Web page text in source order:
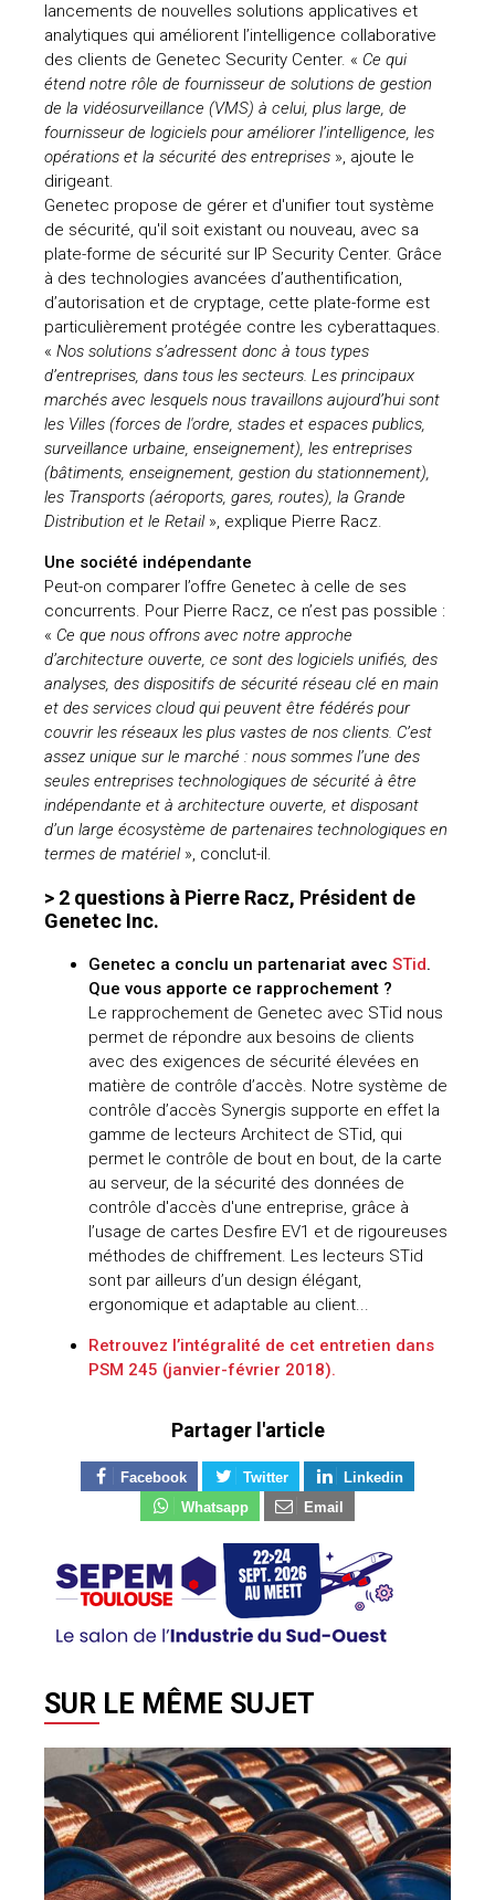
lancements de nouvelles solutions applicatives et
analytiques qui améliorent l’intelligence collaborative
des clients de Genetec Security Center. « Ce qui
étend notre rôle de fournisseur de solutions de gestion
de la vidéosurveillance (VMS) à celui, plus large, de
fournisseur de logiciels pour améliorer l’intelligence, les
opérations et la sécurité des entreprises », ajoute le
dirigeant.
Genetec propose de gérer et d'unifier tout système
de sécurité, qu'il soit existant ou nouveau, avec sa
plate-forme de sécurité sur IP Security Center. Grâce
à des technologies avancées d’authentification,
d’autorisation et de cryptage, cette plate-forme est
particulièrement protégée contre les cyberattaques.
« Nos solutions s’adressent donc à tous types
d’entreprises, dans tous les secteurs. Les principaux
marchés avec lesquels nous travaillons aujourd’hui sont
les Villes (forces de l'ordre, stades et espaces publics,
surveillance urbaine, enseignement), les entreprises
(bâtiments, enseignement, gestion du stationnement),
les Transports (aéroports, gares, routes), la Grande
Distribution et le Retail», explique Pierre Racz.
Une société indépendante
Peut-on comparer l’offre Genetec à celle de ses
concurrents. Pour Pierre Racz, ce n’est pas possible :
« Ce que nous offrons avec notre approche
d’architecture ouverte, ce sont des logiciels unifiés, des
analyses, des dispositifs de sécurité réseau clé en main
et des services cloud qui peuvent être fédérés pour
couvrir les réseaux les plus vastes de nos clients. C’est
assez unique sur le marché : nous sommes l’une des
seules entreprises technologiques de sécurité à être
indépendante et à architecture ouverte, et disposant
d’un large écosystème de partenaires technologiques en
termes de matériel», conclut-il.
> 2 questions à Pierre Racz, Président de
Genetec Inc.
Genetec a conclu un partenariat avec STid.
Que vous apporte ce rapprochement ?
Le rapprochement de Genetec avec STid nous
permet de répondre aux besoins de clients
avec des exigences de sécurité élevées en
matière de contrôle d’accès. Notre système de
contrôle d’accès Synergis supporte en effet la
gamme de lecteurs Architect de STid, qui
permet le contrôle de bout en bout, de la carte
au serveur, de la sécurité des données de
contrôle d'accès d'une entreprise, grâce à
l’usage de cartes Desfire EV1 et de rigoureuses
méthodes de chiffrement. Les lecteurs STid
sont par ailleurs d’un design élégant,
ergonomique et adaptable au client...
Retrouvez l’intégralité de cet entretien dans
PSM 245 (janvier-février 2018).
Partager l'article
Facebook Twitter
Linkedin
Whatsapp
Email
SUR LE MÊME SUJET